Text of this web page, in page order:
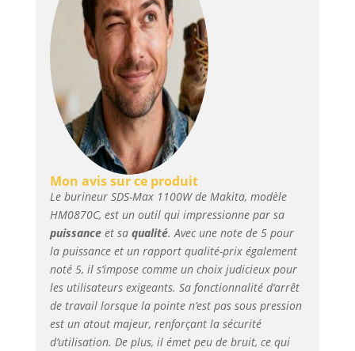
Mon avis sur ce produit
Le burineur SDS-Max 1100W de Makita, modèle
HM0870C, est un outil qui impressionne par sa
puissanceet sa qualité. Avec une note de 5 pour
la puissance et un rapport qualité-prix également
noté 5, il s’impose comme un choix judicieux pour
les utilisateurs exigeants. Sa fonctionnalité d’arrêt
de travail lorsque la pointe n’est pas sous pression
est un atout majeur, renforçant la sécurité
d’utilisation. De plus, il émet peu de bruit, ce qui